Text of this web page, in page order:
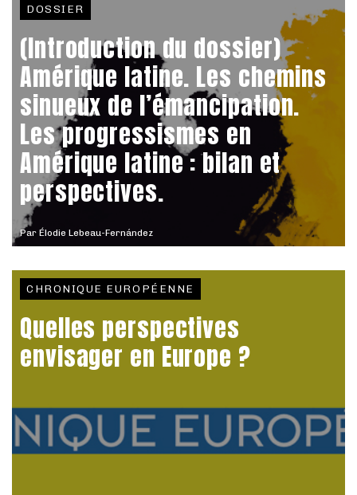
Par Élodie Lebeau-Fernández
DOSSIER
(Introduction du dossier)
Amérique latine. Les chemins
sinueux de l’émancipation.
Les progressismes en
Amérique latine : bilan et
perspectives.
CHRONIQUE EUROPÉENNE
Quelles perspectives
envisager en Europe ?